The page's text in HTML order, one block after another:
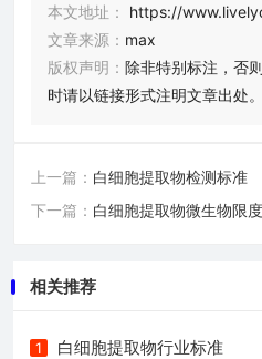
本文地址：
https://
文章来源： max
版权声明： 除非特别标注，否
时请以链接形式注明文章出处。
上一篇： 白细胞提取物检测标准
下一篇： 白细胞提取物微生物限
相关推荐
1 白细胞提取物行业标准